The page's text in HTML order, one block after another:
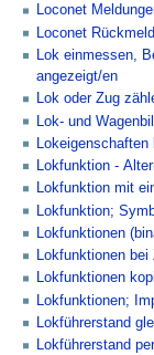
Loconet
Loconet
Lok einmessen,
angezeigt/en
Lok oder Zug
Lok- und
Lokeigenschaften
Lokfunktion -
Lokfunktion mit
Lokfunktion;
Lokfunktionen
Lokfunktionen
Lokfunktionen
Lokfunktionen;
Lokführerstand
Lokführerstand